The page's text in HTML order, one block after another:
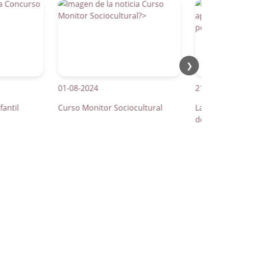
❯
01-08-2024
Curso Monitor Sociocultural
21-04-2026
La Parra apuesta por
de peatones inteligentes